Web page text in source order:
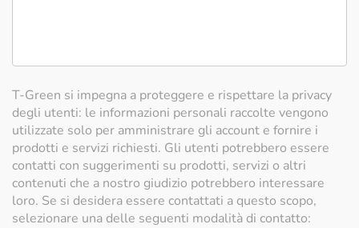
T-Green si impegna a proteggere e rispettare la privacy
degli utenti: le informazioni personali raccolte vengono
utilizzate solo per amministrare gli account e fornire i
prodotti e servizi richiesti. Gli utenti potrebbero essere
contatti con suggerimenti su prodotti, servizi o altri
contenuti che a nostro giudizio potrebbero interessare
loro. Se si desidera essere contattati a questo scopo,
selezionare una delle seguenti modalità di contatto: